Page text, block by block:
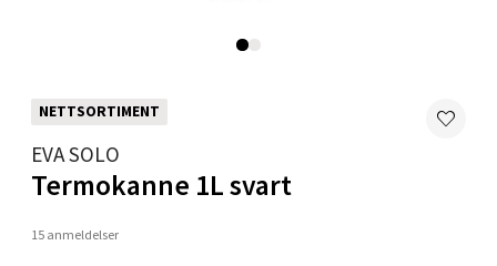
NETTSORTIMENT
EVA SOLO
Termokanne 1L svart
15 anmeldelser